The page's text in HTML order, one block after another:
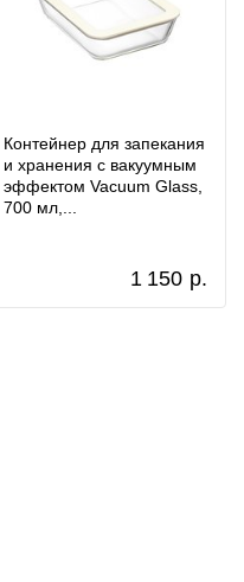
Контейнер для запекания
и хранения с вакуумным
эффектом Vacuum Glass,
700 мл,...
1 150 р.